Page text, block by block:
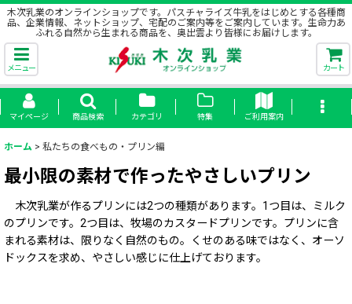
木次乳業のオンラインショップです。パスチャライズ牛乳をはじめとする各種商
品、企業情報、ネットショップ、宅配のご案内等をご案内しています。生命力あ
ふれる自然から生まれる商品を、奥出雲より皆様にお届けします。
メニュー カート
マイページ 商品検索 カテゴリ 特集 ご利用案内
ホーム > 私たちの食べもの・プリン編
最小限の素材で作ったやさしいプリン
木次乳業が作るプリンには2つの種類があります。1つ目は、ミルク
のプリンです。2つ目は、牧場のカスタードプリンです。プリンに含
まれる素材は、限りなく自然のもの。くせのある味ではなく、オーソ
ドックスを求め、やさしい感じに仕上げております。